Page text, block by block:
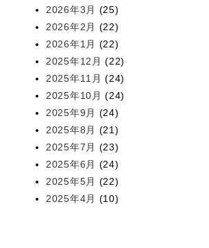
2026年3月 (25)
2026年2月 (22)
2026年1月 (22)
2025年12月 (22)
2025年11月 (24)
2025年10月 (24)
2025年9月 (24)
2025年8月 (21)
2025年7月 (23)
2025年6月 (24)
2025年5月 (22)
2025年4月 (10)